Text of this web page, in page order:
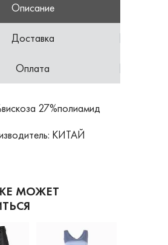
Описание
Доставка
Оплата
27%полиамид
КИТАЙ
МОЖЕТ